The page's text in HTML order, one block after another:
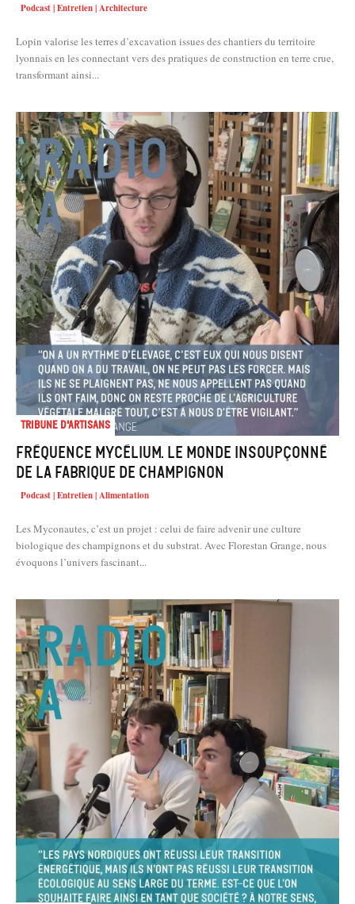
Podcast | Entretien | Architecture
Lopin valorise les terres d’excavation issues des chantiers du territoire
lyonnais en les connectant vers des pratiques de construction en terre crue,
transformant ainsi...
Tribune d'artisans
Fréquence Mycélium. Le monde insoupçonné
de la fabrique de champignon
Podcast | Entretien | Alimentation
Les Myconautes, c’est un projet : celui de faire advenir une culture
biologique des champignons et du substrat. Avec Florestan Grange, nous
évoquons l’univers fascinant...